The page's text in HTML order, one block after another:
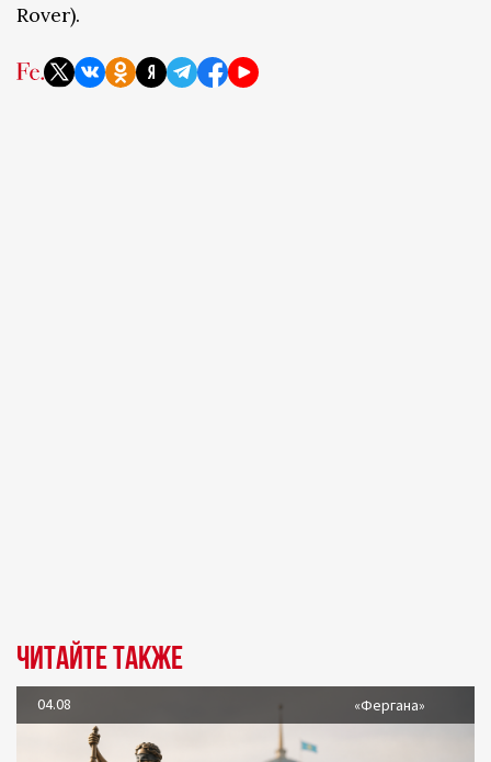
Rover).
Читайте также
04.08 «Фергана»